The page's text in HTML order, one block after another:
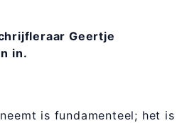
Geertje
in.
is fundamenteel; het is